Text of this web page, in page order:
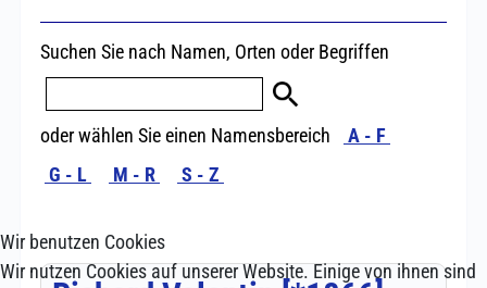
Wir benutzen Cookies
Wir nutzen Cookies auf unserer Website. Einige von ihnen sind